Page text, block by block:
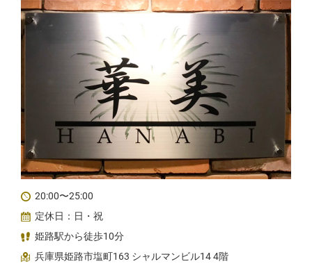
20:00〜25:00
定休日：日・祝
姫路駅から徒歩10分
兵庫県姫路市塩町163 シャルマンビル14 4階